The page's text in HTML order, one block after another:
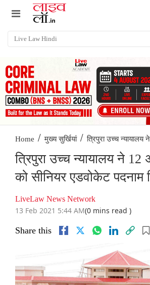
Home / मुख्य सुर्खियां / त्रिपुरा उच्च न्यायालय
त्रिपुरा उच्च न्यायालय ने
को सीनियर एडवोकेट पदनाम
LiveLaw News Network
13 Feb 2021 5:44 AM(0 mins read )
Share this